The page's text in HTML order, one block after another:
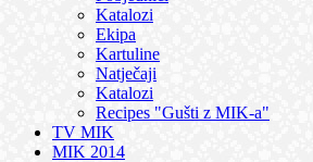
Katalozi
Ekipa
Kartuline
Natječaji
Katalozi
Recipes "Gušti z MIK-a"
TV MIK
MIK 2014